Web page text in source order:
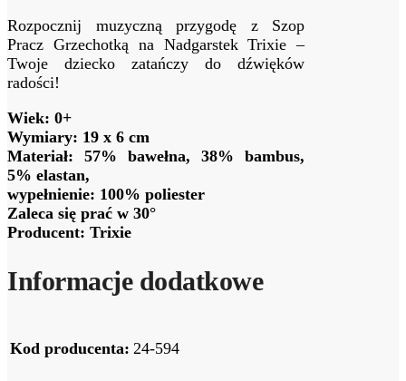
Rozpocznij muzyczną przygodę z Szop
Pracz Grzechotką na Nadgarstek Trixie –
Twoje dziecko zatańczy do dźwięków
radości!
Wiek: 0+
Wymiary: 19 x 6 cm
Materiał: 57% bawełna, 38% bambus,
5% elastan,
wypełnienie: 100% poliester
Zaleca się prać w 30°
Producent: Trixie
Informacje dodatkowe
Kod producenta: 24-594